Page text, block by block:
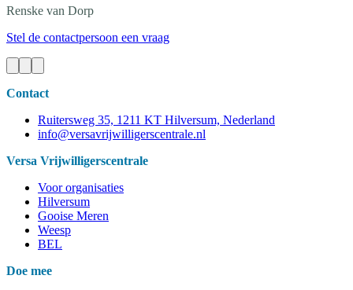
Renske van Dorp
Stel de contactpersoon een vraag
Contact
Ruitersweg 35, 1211 KT Hilversum, Nederland
info@versavrijwilligerscentrale.nl
Versa Vrijwilligerscentrale
Voor organisaties
Hilversum
Gooise Meren
Weesp
BEL
Doe mee